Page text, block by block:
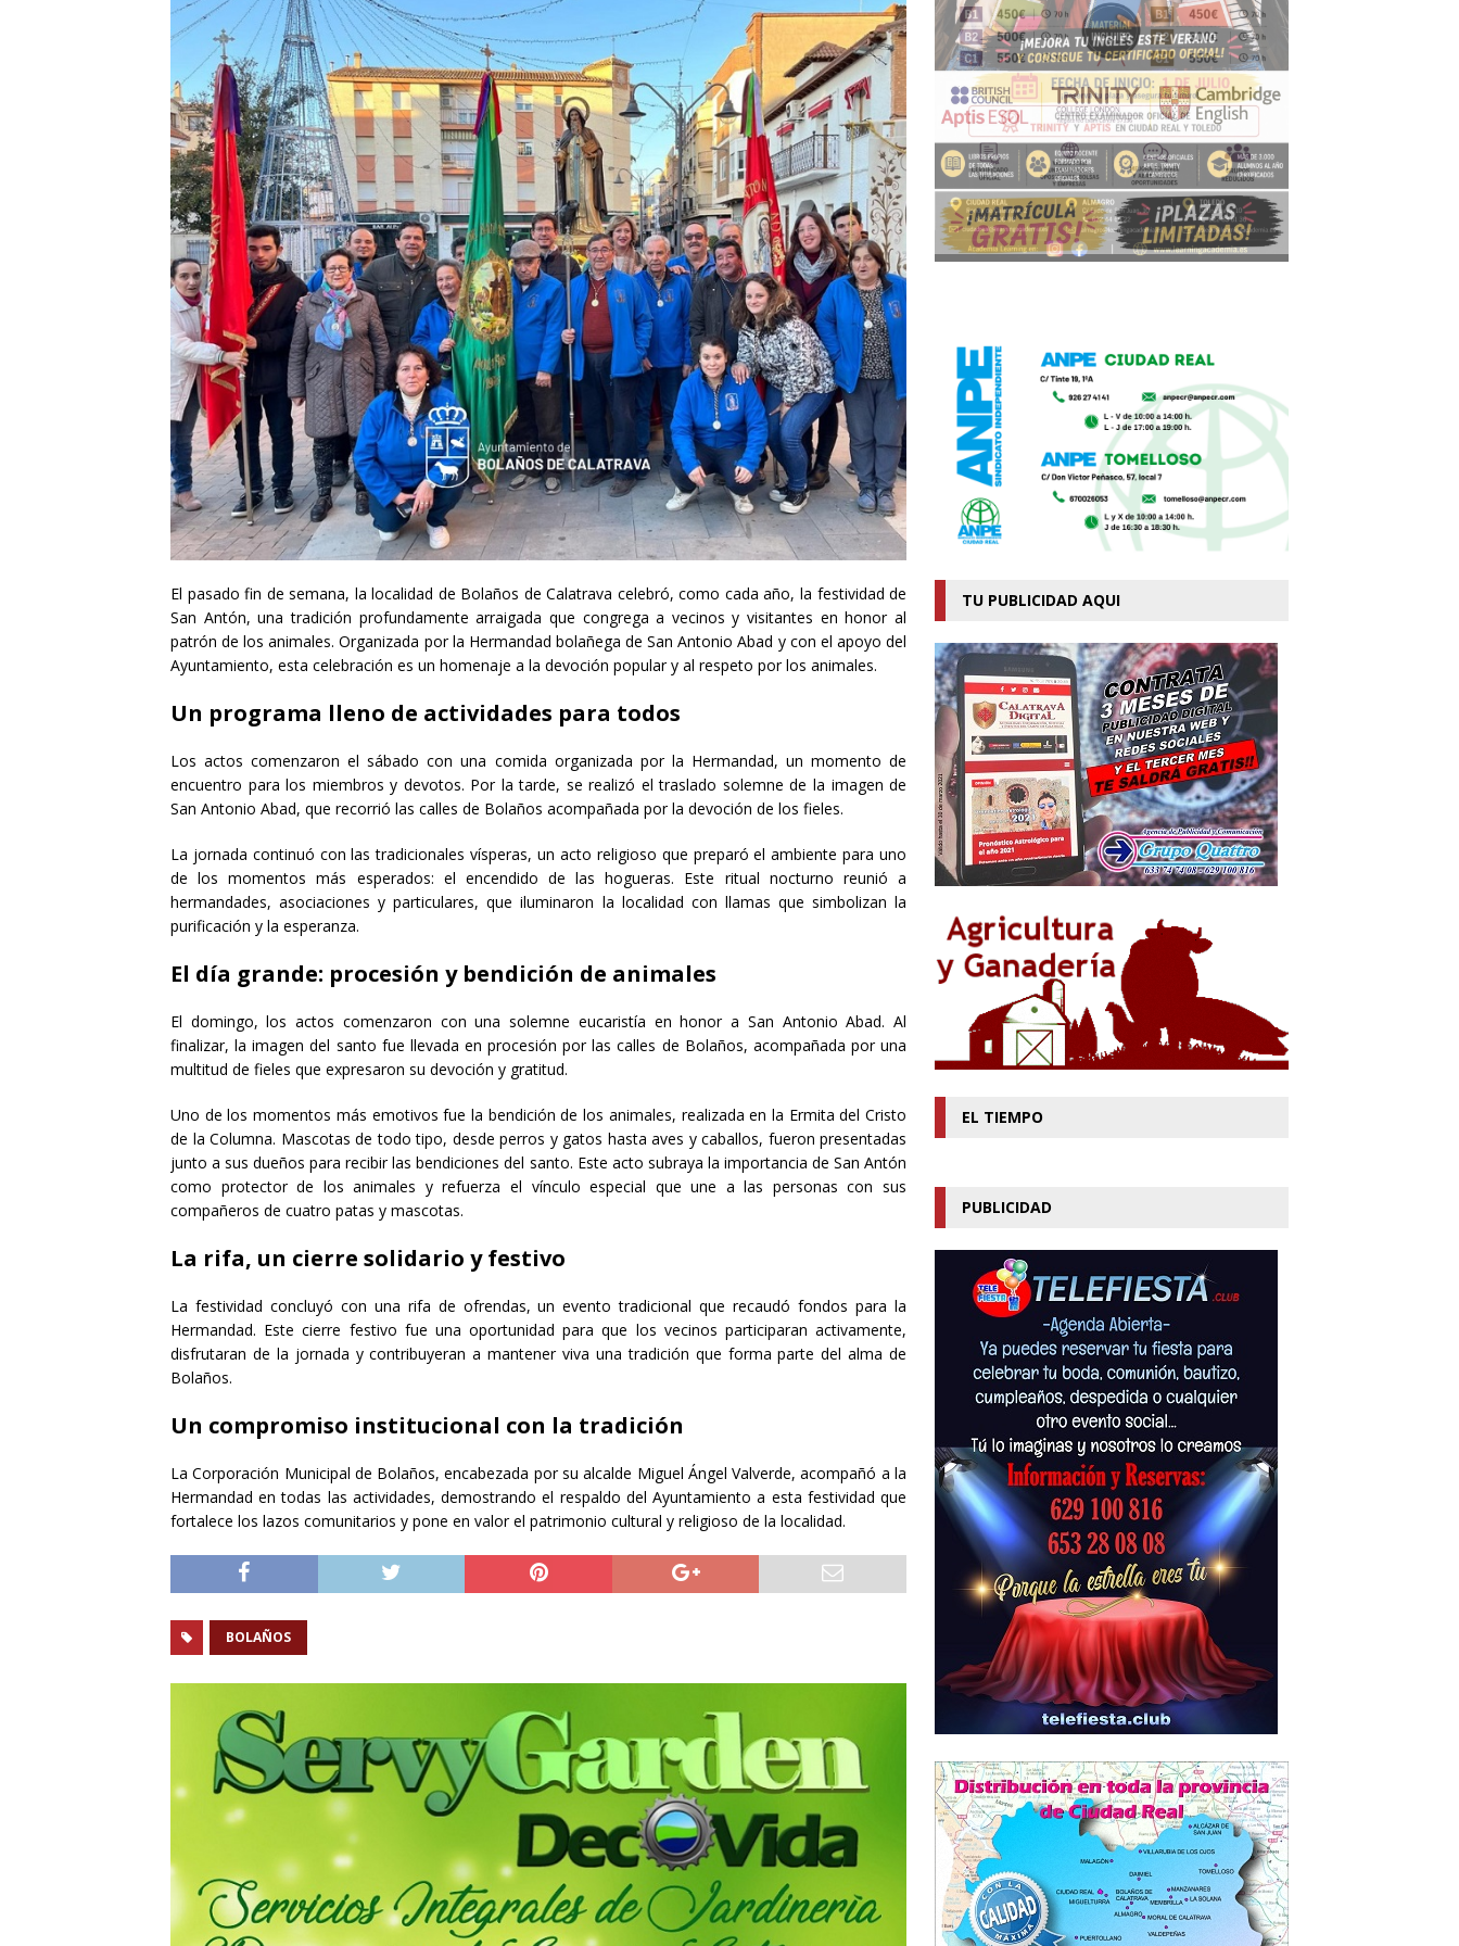
El pasado fin de semana, la localidad de Bolaños de Calatrava celebró, como cada año, la festividad de
San Antón, una tradición profundamente arraigada que congrega a vecinos y visitantes en honor al
patrón de los animales. Organizada por la Hermandad bolañega de San Antonio Abad y con el apoyo del
Ayuntamiento, esta celebración es un homenaje a la devoción popular y al respeto por los animales.
Un programa lleno de actividades para todos
Los actos comenzaron el sábado con una comida organizada por la Hermandad, un momento de
encuentro para los miembros y devotos. Por la tarde, se realizó el traslado solemne de la imagen de
San Antonio Abad, que recorrió las calles de Bolaños acompañada por la devoción de los fieles.
La jornada continuó con las tradicionales vísperas, un acto religioso que preparó el ambiente para uno
de los momentos más esperados: el encendido de las hogueras. Este ritual nocturno reunió a
hermandades, asociaciones y particulares, que iluminaron la localidad con llamas que simbolizan la
purificación y la esperanza.
El día grande: procesión y bendición de animales
El domingo, los actos comenzaron con una solemne eucaristía en honor a San Antonio Abad. Al
finalizar, la imagen del santo fue llevada en procesión por las calles de Bolaños, acompañada por una
multitud de fieles que expresaron su devoción y gratitud.
Uno de los momentos más emotivos fue la bendición de los animales, realizada en la Ermita del Cristo
de la Columna. Mascotas de todo tipo, desde perros y gatos hasta aves y caballos, fueron presentadas
junto a sus dueños para recibir las bendiciones del santo. Este acto subraya la importancia de San Antón
como protector de los animales y refuerza el vínculo especial que une a las personas con sus
compañeros de cuatro patas y mascotas.
La rifa, un cierre solidario y festivo
La festividad concluyó con una rifa de ofrendas, un evento tradicional que recaudó fondos para la
Hermandad. Este cierre festivo fue una oportunidad para que los vecinos participaran activamente,
disfrutaran de la jornada y contribuyeran a mantener viva una tradición que forma parte del alma de
Bolaños.
Un compromiso institucional con la tradición
La Corporación Municipal de Bolaños, encabezada por su alcalde Miguel Ángel Valverde, acompañó a la
Hermandad en todas las actividades, demostrando el respaldo del Ayuntamiento a esta festividad que
fortalece los lazos comunitarios y pone en valor el patrimonio cultural y religioso de la localidad.
BOLAÑOS
TU PUBLICIDAD AQUI
EL TIEMPO
PUBLICIDAD